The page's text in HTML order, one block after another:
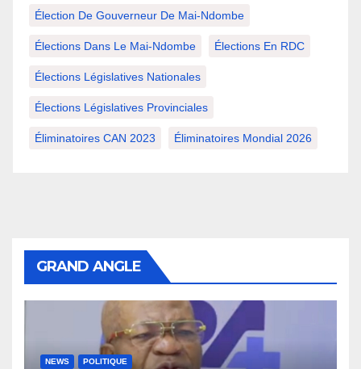
Élection De Gouverneur De Mai-Ndombe
Élections Dans Le Mai-Ndombe Élections En RDC
Élections Législatives Nationales
Élections Législatives Provinciales
Éliminatoires CAN 2023 Éliminatoires Mondial 2026
GRAND ANGLE
NEWS POLITIQUE